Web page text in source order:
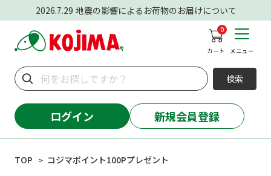
2026.7.29 地震の影響によるお荷物のお届けについて
0
カート メニュー
検索
ログイン 新規会員登録
TOP コジマポイント100Pプレゼント